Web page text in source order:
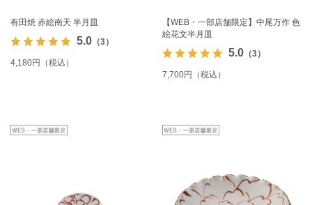
有田焼 赤絵南天 半月皿
5.0（3）
4,180円（税込）
【WEB・一部店舗限定】中尾万作 色
絵花文半月皿
5.0（3）
7,700円（税込）